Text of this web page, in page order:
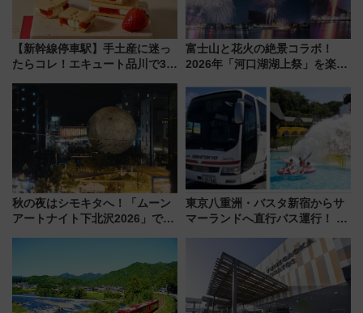
【新幹線停車駅】手土産に迷っ
たらコレ！エキュート品川で3年
産スイーツとは？
富士山と花火の絶景コラボ！
2026年「河口湖湖上祭」を楽し
ススメ
秋の夜はシモキタへ！「ムーン
アートナイト下北沢2026」でイ
東京八重洲・バスタ新宿からサ
マーランドへ直行バス運行！ お
推し活を楽しもう！（2026年
8/1～31）